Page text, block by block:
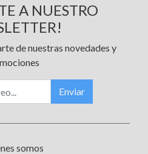
A NUESTRO
de nuestras novedades y
Enviar
somos